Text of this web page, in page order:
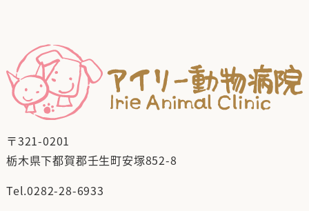
〒321-0201
栃木県下都賀郡壬生町安塚852-8
Tel.0282-28-6933